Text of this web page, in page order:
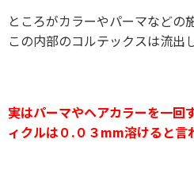
ところがカラーやパーマなどの
この内部のコルテックスは流出
実はパーマやヘアカラーを一回
ィクルは０.０３mm溶けると言